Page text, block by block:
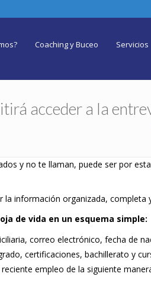
Coaching y Buceo Servicios
acceder a la
y no te llaman, puede ser por
información organizada, completa
de vida en un esquema simple:
correo electrónico, fecha de
certificaciones, bachillerato y
empleo de la siguiente